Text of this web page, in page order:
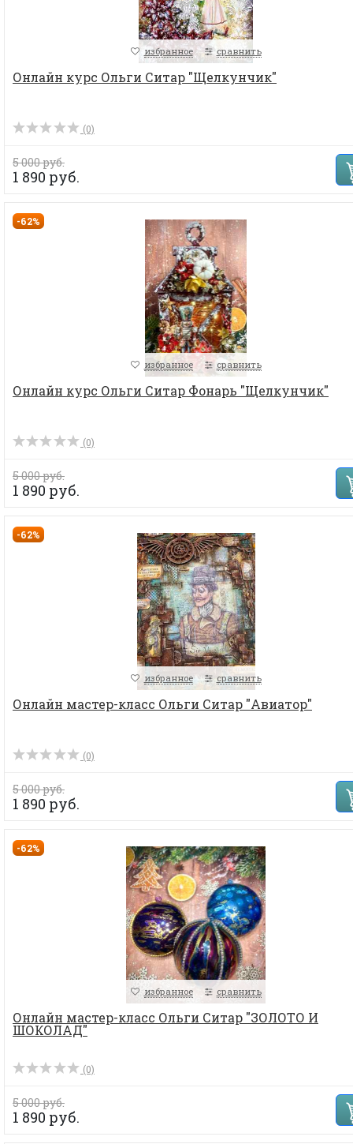
избранное сравнить
Онлайн курс Ольги Ситар "Щелкунчик"
(0)
5 000 руб.
1 890 руб.
-62%
избранное сравнить
Онлайн курс Ольги Ситар Фонарь "Щелкунчик"
(0)
5 000 руб.
1 890 руб.
-62%
избранное сравнить
Онлайн мастер-класс Ольги Ситар "Авиатор"
(0)
5 000 руб.
1 890 руб.
-62%
избранное сравнить
Онлайн мастер-класс Ольги Ситар "ЗОЛОТО И
ШОКОЛАД"
(0)
5 000 руб.
1 890 руб.